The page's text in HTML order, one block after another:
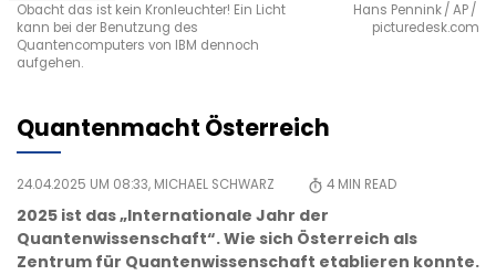
Obacht das ist kein Kronleuchter! Ein Licht
kann bei der Benutzung des
Quantencomputers von IBM dennoch
aufgehen.
Hans Pennink / AP /
picturedesk.com
Quantenmacht Österreich
24.04.2025 UM 08:33, MICHAEL SCHWARZ 4 MIN READ
2025 ist das „Internationale Jahr der
Quantenwissenschaft“. Wie sich Österreich als
Zentrum für Quantenwissenschaft etablieren konnte.